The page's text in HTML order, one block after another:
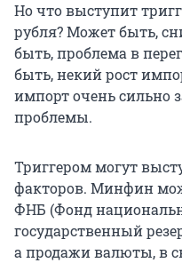
Но что выступит
рубля? Может быть,
быть, проблема в
быть, некий рост
импорт очень сильно
проблемы.
Триггером могут
факторов. Минфин
ФНБ (Фонд
государственный
а продажи валюты, в